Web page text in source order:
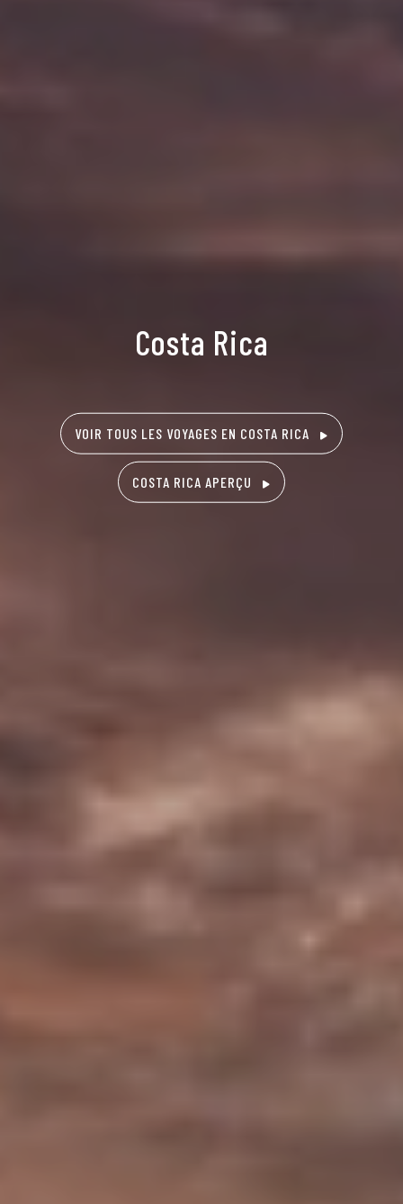
Costa Rica
VOIR TOUS LES VOYAGES EN COSTA RICA
COSTA RICA APERÇU